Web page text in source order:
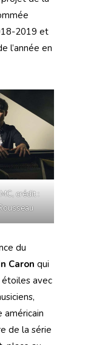
2019 et
l’année en
crédit :
du
Caron qui
étoiles avec
américain
de la série